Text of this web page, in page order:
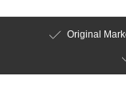
Original